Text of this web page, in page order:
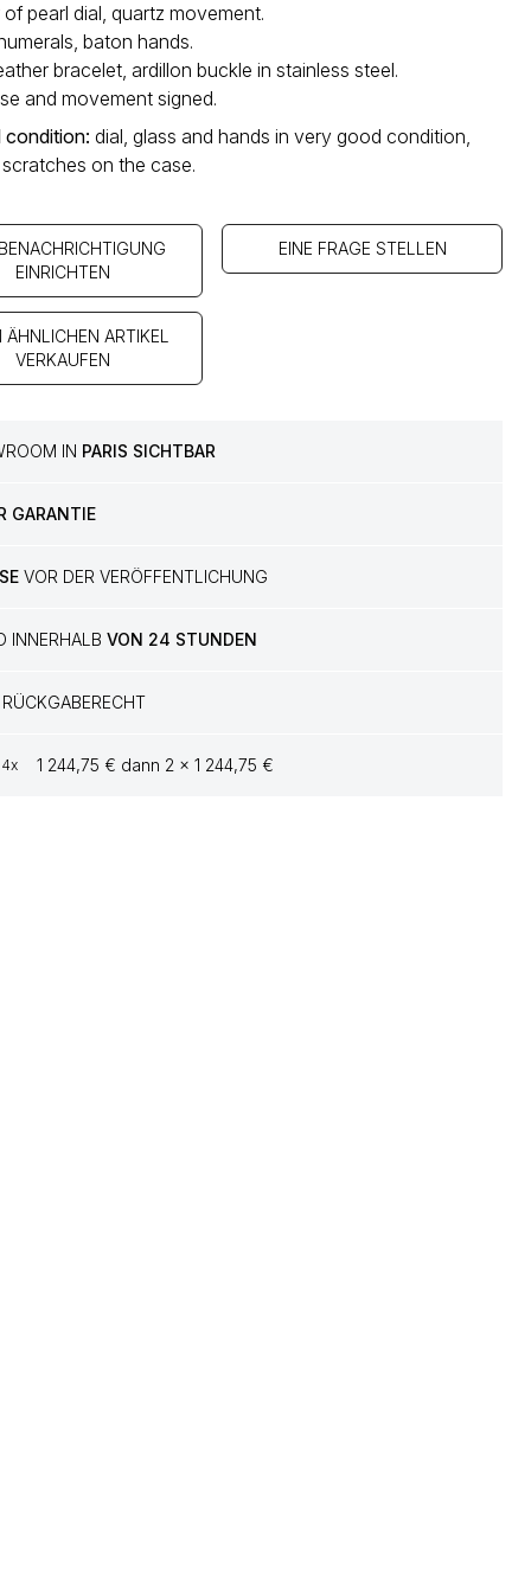
pearl dial, quartz movement.
baton hands.
bracelet, ardillon buckle in stainless steel.
and movement signed.
condition:dial, glass and hands in very good condition,
on the case.
EINRICHTEN
EINE FRAGE STELLEN
ÄHNLICHEN ARTIKEL
VERKAUFEN
IN PARIS SICHTBAR
GARANTIE
VOR DER VERÖFFENTLICHUNG
INNERHALBVON 24 STUNDEN
RÜCKGABERECHT
4x 1 244,75 € dann 2 x 1 244,75 €